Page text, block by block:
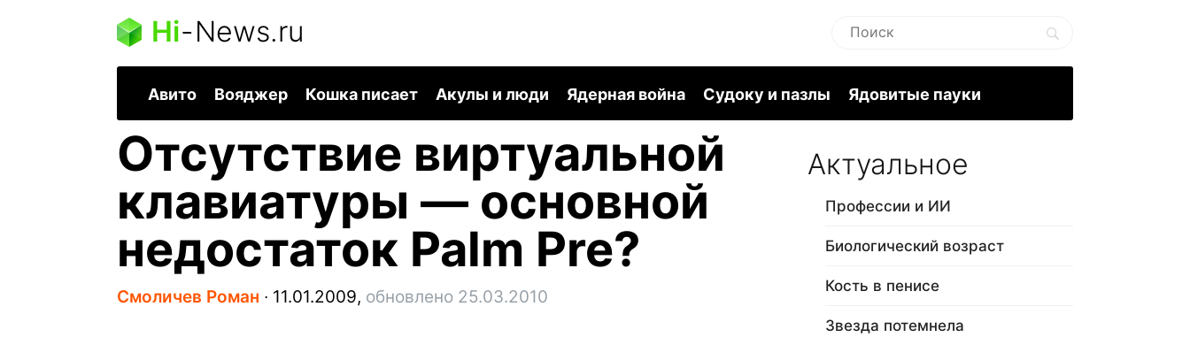
Hi-News.ru
Авито Вояджер Кошка писает Акулы и люди Ядерная война Судоку и пазлы Ядовитые пауки
Отсутствие виртуальной
клавиатуры — основной
недостаток Palm Pre?
Смоличев Роман ∙ 11.01.2009, обновлено 25.03.2010
Актуальное
Профессии и ИИ
Биологический возраст
Кость в пенисе
Звезда потемнела